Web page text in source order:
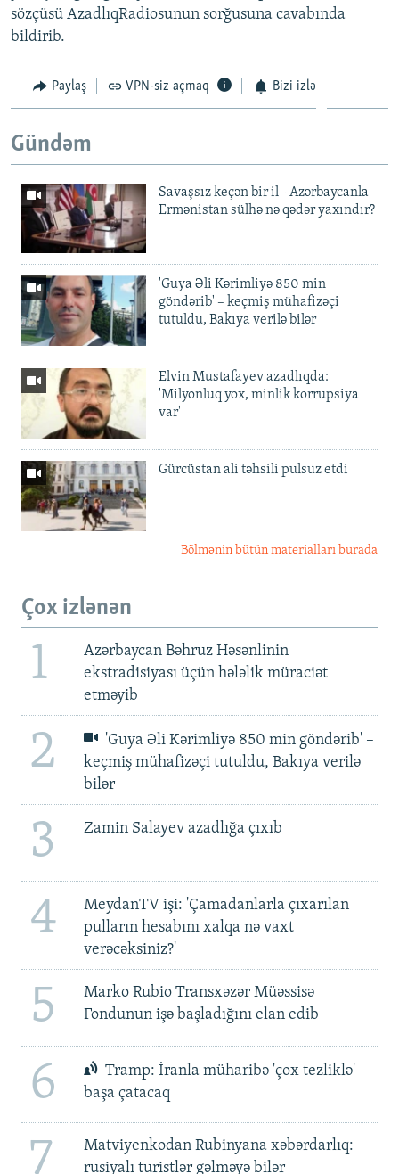
sözçüsü AzadlıqRadiosunun sorğusuna cavabında
bildirib.
Paylaş VPN-siz açmaq Bizi izlə
Gündəm
Savaşsız keçən bir il - Azərbaycanla
Ermənistan sülhə nə qədər yaxındır?
'Guya Əli Kərimliyə 850 min
göndərib' – keçmiş mühafizəçi
tutuldu, Bakıya verilə bilər
Elvin Mustafayev azadlıqda:
'Milyonluq yox, minlik korrupsiya
var'
Gürcüstan ali təhsili pulsuz etdi
Bölmənin bütün materialları burada
Çox izlənən
1
Azərbaycan Bəhruz Həsənlinin
ekstradisiyası üçün hələlik müraciət
etməyib
2
'Guya Əli Kərimliyə 850 min göndərib' –
keçmiş mühafizəçi tutuldu, Bakıya verilə
bilər
3 Zamin Salayev azadlığa çıxıb
4
MeydanTV işi: 'Çamadanlarla çıxarılan
pulların hesabını xalqa nə vaxt
verəcəksiniz?'
5
Marko Rubio Transxəzər Müəssisə
Fondunun işə başladığını elan edib
6
Tramp: İranla müharibə 'çox tezliklə'
başa çatacaq
7
Matviyenkodan Rubinyana xəbərdarlıq:
rusiyalı turistlər gəlməyə bilər